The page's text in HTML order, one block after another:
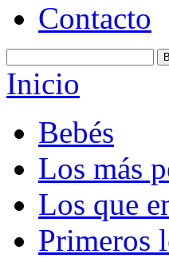
Contacto
Inicio
Bebés
Los más
Los que
Primeros